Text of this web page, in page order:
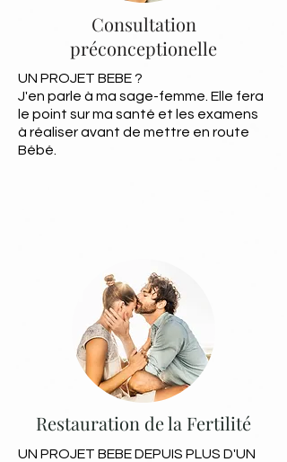
Consultation
préconceptionelle
UN PROJET BEBE ?
J'en parle à ma sage-femme. Elle fera
le point sur ma santé et les examens
à réaliser avant de mettre en route
Bébé.
Restauration de la Fertilité
UN PROJET BEBE DEPUIS PLUS D'UN